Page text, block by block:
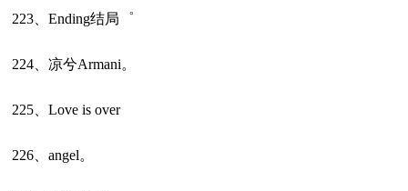
223、Ending结局゜
224、凉兮Armani。
225、Love is over
226、angel。